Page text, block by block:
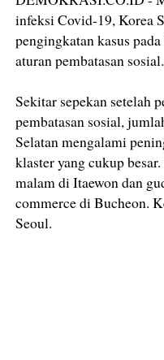
infeksi Covid-19, Korea
pengingkatan kasus
aturan pembatasan sosial.
Sekitar sepekan setelah
pembatasan sosial,
Selatan mengalami
klaster yang cukup
malam di Itaewon dan
commerce di Bucheon.
Seoul.